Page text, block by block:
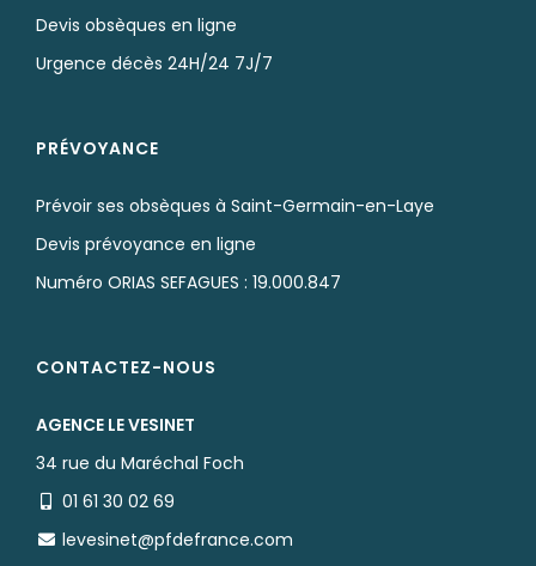
Devis obsèques en ligne
Urgence décès 24H/24 7J/7
PRÉVOYANCE
Prévoir ses obsèques à Saint-Germain-en-Laye
Devis prévoyance en ligne
Numéro ORIAS SEFAGUES : 19.000.847
CONTACTEZ-NOUS
AGENCE LE VESINET
34 rue du Maréchal Foch
01 61 30 02 69
levesinet@pfdefrance.com